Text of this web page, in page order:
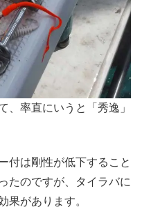
、率直にいうと「秀逸」
付は剛性が低下すること
たのですが、タイラバに
果があります。